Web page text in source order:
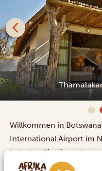
Willkommen in
International Airport im
betreten Sie einen der